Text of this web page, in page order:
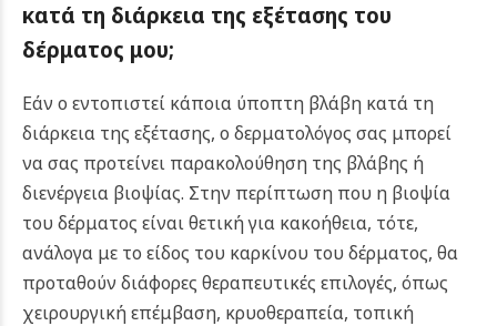
κατά τη διάρκεια της εξέτασης του
δέρματος μου;
Εάν ο εντοπιστεί κάποια ύποπτη βλάβη κατά τη
διάρκεια της εξέτασης, ο δερματολόγος σας μπορεί
να σας προτείνει παρακολούθηση της βλάβης ή
διενέργεια βιοψίας. Στην περίπτωση που η βιοψία
του δέρματος είναι θετική για κακοήθεια, τότε,
ανάλογα με το είδος του καρκίνου του δέρματος, θα
προταθούν διάφορες θεραπευτικές επιλογές, όπως
χειρουργική επέμβαση, κρυοθεραπεία, τοπική